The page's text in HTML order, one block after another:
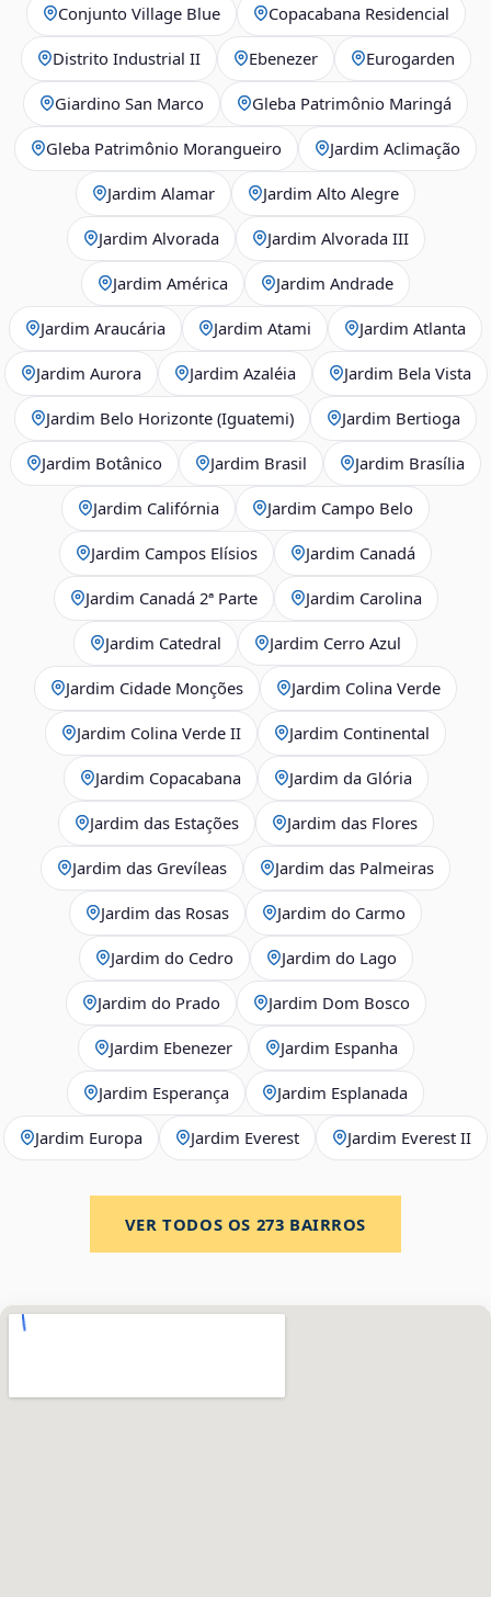
Conjunto Village Blue Copacabana Residencial
Distrito Industrial II Ebenezer Eurogarden
Giardino San Marco Gleba Patrimônio Maringá
Gleba Patrimônio Morangueiro Jardim Aclimação
Jardim Alamar Jardim Alto Alegre
Jardim Alvorada Jardim Alvorada III
Jardim América Jardim Andrade
Jardim Araucária Jardim Atami Jardim Atlanta
Jardim Aurora Jardim Azaléia Jardim Bela Vista
Jardim Belo Horizonte (Iguatemi) Jardim Bertioga
Jardim Botânico Jardim Brasil Jardim Brasília
Jardim Califórnia Jardim Campo Belo
Jardim Campos Elísios Jardim Canadá
Jardim Canadá 2ª Parte Jardim Carolina
Jardim Catedral Jardim Cerro Azul
Jardim Cidade Monções Jardim Colina Verde
Jardim Colina Verde II Jardim Continental
Jardim Copacabana Jardim da Glória
Jardim das Estações Jardim das Flores
Jardim das Grevíleas Jardim das Palmeiras
Jardim das Rosas Jardim do Carmo
Jardim do Cedro Jardim do Lago
Jardim do Prado Jardim Dom Bosco
Jardim Ebenezer Jardim Espanha
Jardim Esperança Jardim Esplanada
Jardim Europa Jardim Everest Jardim Everest II
VER TODOS OS 273 BAIRROS